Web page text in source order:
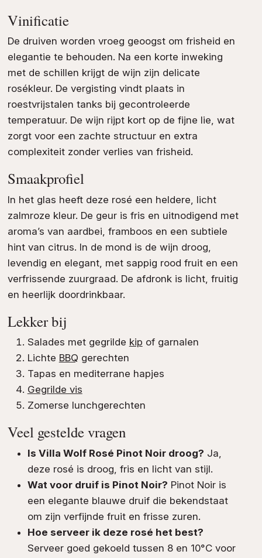
Vinificatie
De druiven worden vroeg geoogst om frisheid en
elegantie te behouden. Na een korte inweking
met de schillen krijgt de wijn zijn delicate
rosékleur. De vergisting vindt plaats in
roestvrijstalen tanks bij gecontroleerde
temperatuur. De wijn rijpt kort op de fijne lie, wat
zorgt voor een zachte structuur en extra
complexiteit zonder verlies van frisheid.
Smaakprofiel
In het glas heeft deze rosé een heldere, licht
zalmroze kleur. De geur is fris en uitnodigend met
aroma’s van aardbei, framboos en een subtiele
hint van citrus. In de mond is de wijn droog,
levendig en elegant, met sappig rood fruit en een
verfrissende zuurgraad. De afdronk is licht, fruitig
en heerlijk doordrinkbaar.
Lekker bij
Salades met gegrilde kip of garnalen
Lichte BBQ gerechten
Tapas en mediterrane hapjes
Gegrilde vis
Zomerse lunchgerechten
Veel gestelde vragen
Is Villa Wolf Rosé Pinot Noir droog? Ja,
deze rosé is droog, fris en licht van stijl.
Wat voor druif is Pinot Noir? Pinot Noir is
een elegante blauwe druif die bekendstaat
om zijn verfijnde fruit en frisse zuren.
Hoe serveer ik deze rosé het best?
Serveer goed gekoeld tussen 8 en 10°C voor